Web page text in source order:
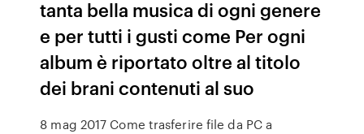
tanta bella musica di ogni genere
e per tutti i gusti come Per ogni
album è riportato oltre al titolo
dei brani contenuti al suo
8 mag 2017 Come trasferire file da PC a